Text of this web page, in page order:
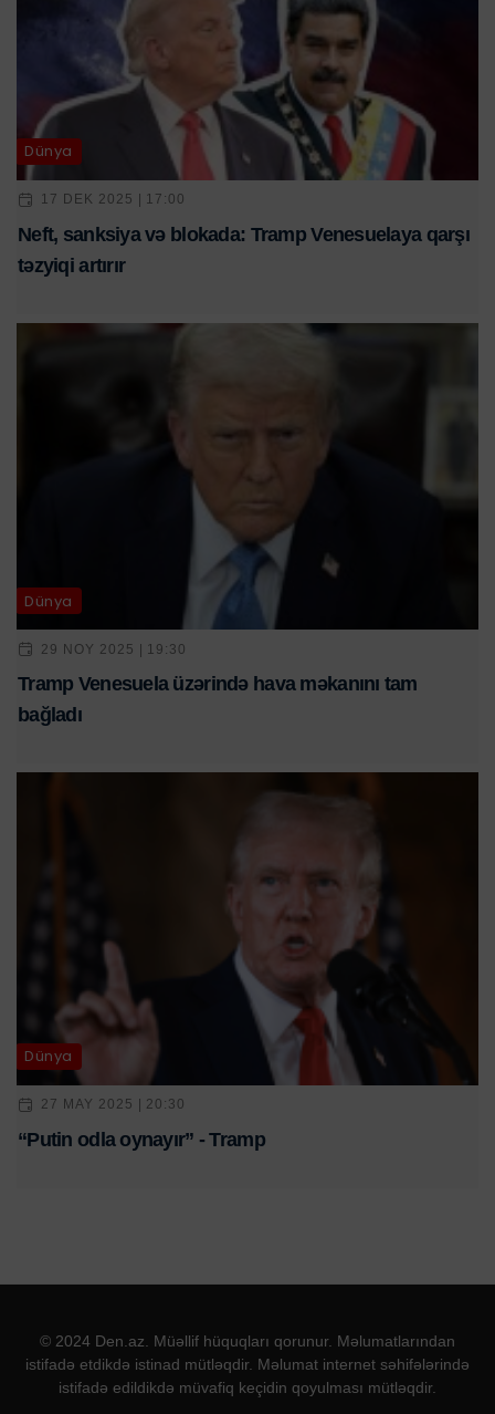
Dünya
17 DEK 2025 | 17:00
Neft, sanksiya və blokada: Tramp Venesuelaya qarşı
təzyiqi artırır
Dünya
29 NOY 2025 | 19:30
Tramp Venesuela üzərində hava məkanını tam
bağladı
Dünya
27 MAY 2025 | 20:30
“Putin odla oynayır” - Tramp
© 2024 Den.az. Müəllif hüquqları qorunur. Məlumatlarından
istifadə etdikdə istinad mütləqdir. Məlumat internet səhifələrində
istifadə edildikdə müvafiq keçidin qoyulması mütləqdir.